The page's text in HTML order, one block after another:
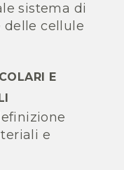
sistema di
delle cellule
E
e